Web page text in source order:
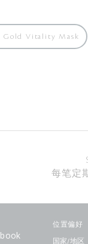
Gold Vitality Mask
每笔定
位置偏好
国家/地区